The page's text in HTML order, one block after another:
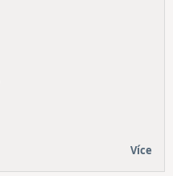
Více